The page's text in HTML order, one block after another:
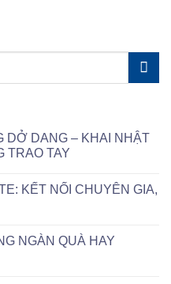
DỞ DANG – KHAI NHẬT
TRAO TAY
KẾT NỐI CHUYÊN GIA,
NGÀN QUÀ HAY